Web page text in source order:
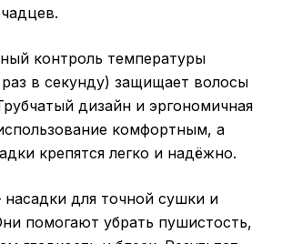
контроль температуры
в секунду) защищает волосы
дизайн и эргономичная
комфортным, а
крепятся легко и надёжно.
для точной сушки и
помогают убрать пушистость,